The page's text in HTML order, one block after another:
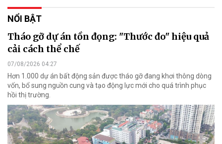
NỔI BẬT
Tháo gỡ dự án tồn đọng: "Thước đo" hiệu quả
cải cách thể chế
07/08/2026 04:27
Hơn 1.000 dự án bất động sản được tháo gỡ đang khơi thông dòng
vốn, bổ sung nguồn cung và tạo động lực mới cho quá trình phục
hồi thị trường.